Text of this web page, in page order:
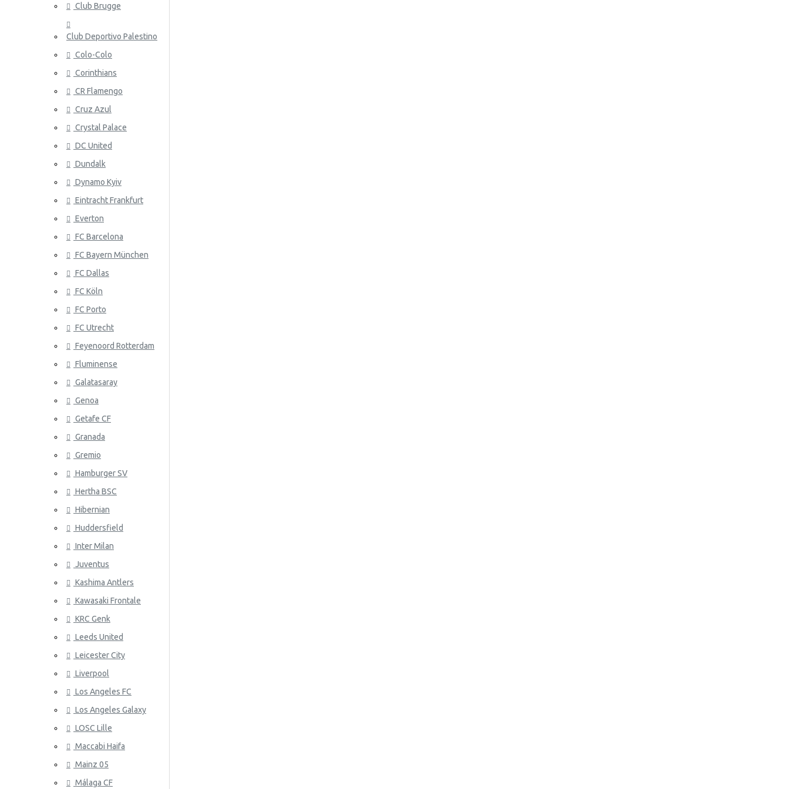
Panama
Portugali
Qatar
Venäjä
Saudi-Arabia
Senegal
Serbia
Slovakia
Espanja
Ruotsi
Tunisia
Turkki
Ukraina
Venezuela
Wales
Club Brugge
Club Deportivo Palestino
Colo-Colo
Corinthians
CR Flamengo
Cruz Azul
Crystal Palace
DC United
Dundalk
Dynamo Kyiv
Eintracht Frankfurt
Everton
FC Barcelona
FC Bayern München
FC Dallas
FC Köln
FC Porto
FC Utrecht
Feyenoord Rotterdam
Fluminense
Galatasaray
Genoa
Getafe CF
Granada
Gremio
Hamburger SV
Hertha BSC
Hibernian
Huddersfield
Inter Milan
Juventus
Kashima Antlers
Kawasaki Frontale
KRC Genk
Leeds United
Leicester City
Liverpool
Los Angeles FC
Los Angeles Galaxy
LOSC Lille
Maccabi Haifa
Mainz 05
Málaga CF